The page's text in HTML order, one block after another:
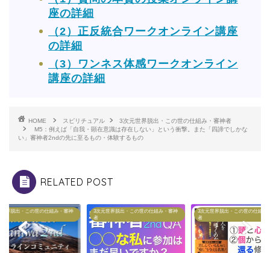
座の詳細
（2）正反統合ワークオンライン講座
の詳細
（3）ワンネス体感ワークオンライン
講座の詳細
HOME スピリチュアル
3次元世界脱出・この世の仕組み・審神者
M5：例えば「自我・顕在意識は存在しない」という衝撃。また「四諦でしかな
い」審神者2ndの先に至るもの・体験するもの
RELATED POST
世界脱出・この世の仕組み・審神
3次元世界脱出・この世の仕組み・審神
者
3次元世界脱出・この世の仕組み
者